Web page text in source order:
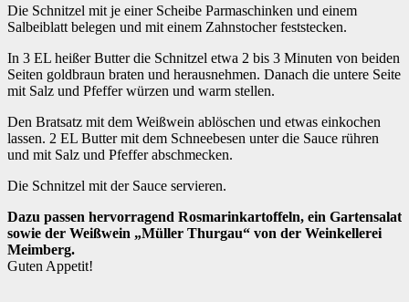
Die Schnitzel mit je einer Scheibe Parmaschinken und einem
Salbeiblatt belegen und mit einem Zahnstocher feststecken.
In 3 EL heißer Butter die Schnitzel etwa 2 bis 3 Minuten von beiden
Seiten goldbraun braten und herausnehmen. Danach die untere Seite
mit Salz und Pfeffer würzen und warm stellen.
Den Bratsatz mit dem Weißwein ablöschen und etwas einkochen
lassen. 2 EL Butter mit dem Schneebesen unter die Sauce rühren
und mit Salz und Pfeffer abschmecken.
Die Schnitzel mit der Sauce servieren.
Dazu passen hervorragend Rosmarinkartoffeln, ein Gartensalat
sowie der Weißwein „Müller Thurgau“ von der Weinkellerei
Meimberg.
Guten Appetit!